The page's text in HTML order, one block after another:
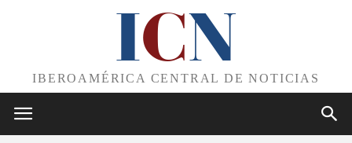
ICN
IBEROAMÉRICA CENTRAL DE NOTICIAS